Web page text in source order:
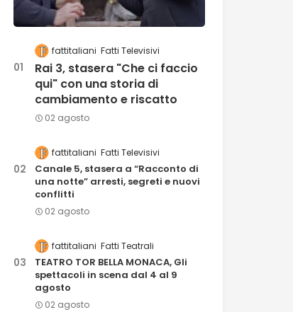
fattitaliani Fatti Televisivi
Rai 3, stasera "Che ci faccio
qui" con una storia di
cambiamento e riscatto
02 agosto
fattitaliani Fatti Televisivi
Canale 5, stasera a “Racconto di
una notte” arresti, segreti e nuovi
conflitti
02 agosto
fattitaliani Fatti Teatrali
TEATRO TOR BELLA MONACA, Gli
spettacoli in scena dal 4 al 9
agosto
02 agosto